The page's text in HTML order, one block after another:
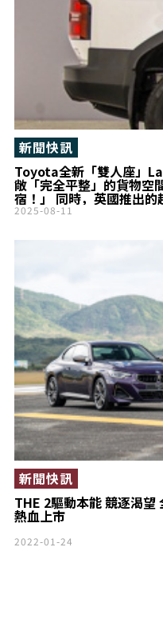
Toyota全新「雙人座」
敞「完全平整」的貨物空
宿！」 同時，英國推出的
「Commercial」也引發熱
新聞快訊
2025-08-11
THE 2驅動本能 競逐渴
熱血上市
新聞快訊
2022-01-24